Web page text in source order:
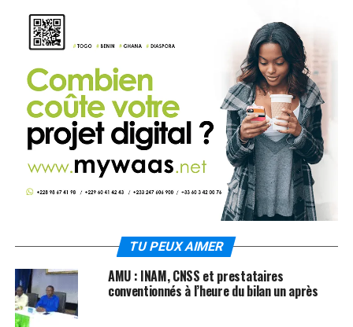
TU PEUX AIMER
AMU : INAM, CNSS et prestataires
conventionnés à l’heure du bilan un après